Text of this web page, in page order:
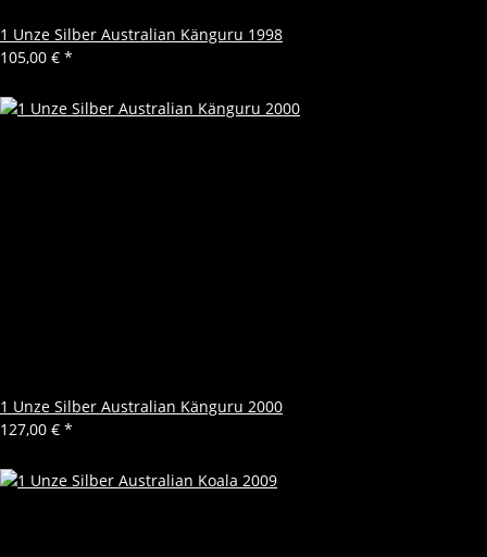
1 Unze Silber Australian Känguru 1998
105,00 € *
1 Unze Silber Australian Känguru 2000
127,00 € *